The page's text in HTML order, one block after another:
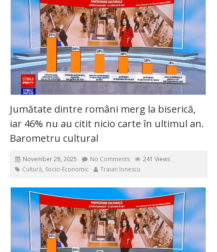
Jumătate dintre români merg la biserică,
iar 46% nu au citit nicio carte în ultimul an.
Barometru cultural
November 28, 2025 No Comments
241 Views
Cultură, Socio-Economic Traian Ionescu